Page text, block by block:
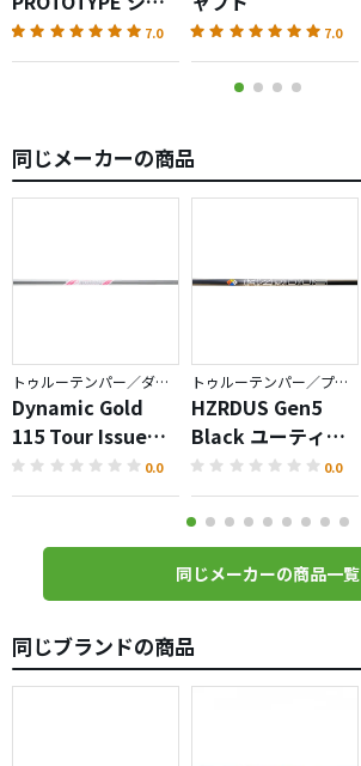
フト
7.0 7.0
同じメーカーの商品
トゥルーテンパー／ダイナミックゴールド
Dynamic Gold
115 Tour Issue
SAKURA
0.0
トゥルーテンパー／プロジェクトX
HZRDUS Gen5
Black ユーティリ
ティ
0.0
同じメーカーの商品一覧
同じブランドの商品